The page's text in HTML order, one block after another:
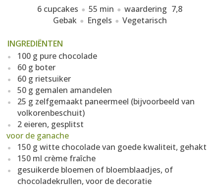
6 cupcakes 55 min waardering 7,8
Gebak
Engels Vegetarisch
INGREDIËNTEN
100 g pure chocolade
60 g boter
60 g rietsuiker
50 g gemalen amandelen
25 g zelfgemaakt paneermeel (bijvoorbeeld van
volkorenbeschuit)
2 eieren, gesplitst
voor de ganache
150 g witte chocolade van goede kwaliteit, gehakt
150 ml crème fraîche
gesuikerde bloemen of bloemblaadjes, of
chocoladekrullen, voor de decoratie